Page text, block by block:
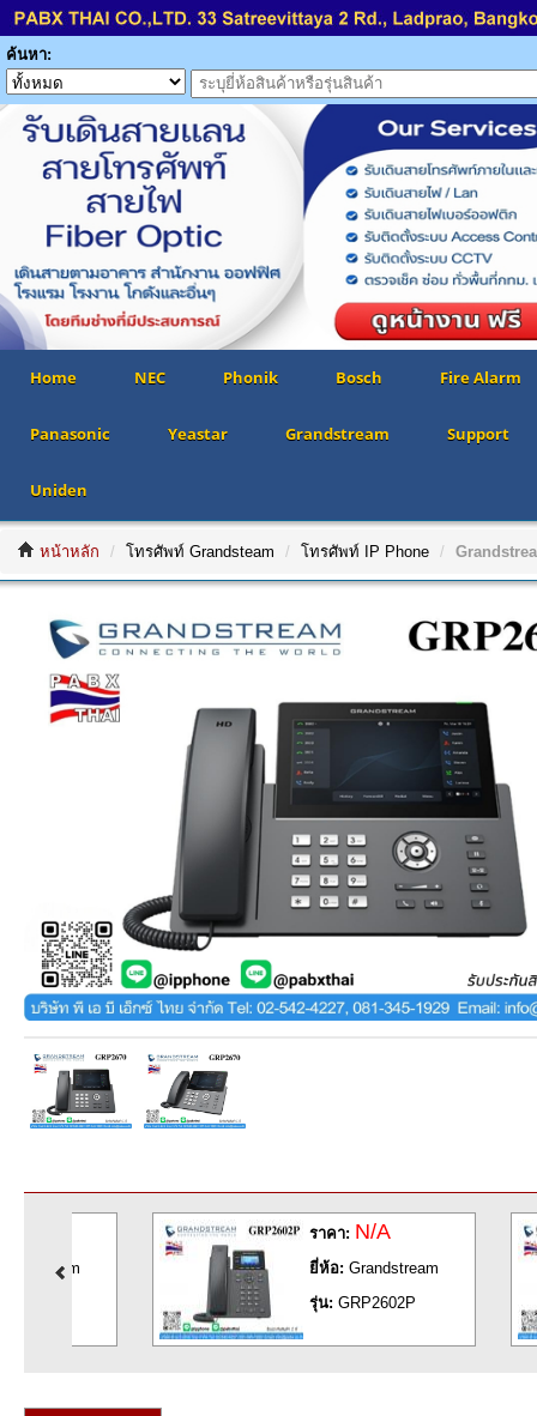
ค้นหา:
Home NEC Phonik Bosch Fire Alarm
Panasonic Yeastar Grandstream Support
Uniden
หน้าหลัก โทรศัพท์ Grandsteam โทรศัพท์ IP Phone
ราคา: N/A
ยี่ห้อ: Grandstream
รุ่น: GRP2602P